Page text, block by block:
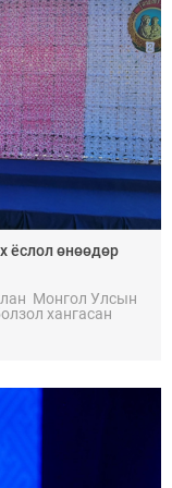
ёслол өнөөдөр
Монгол Улсын
хангасан